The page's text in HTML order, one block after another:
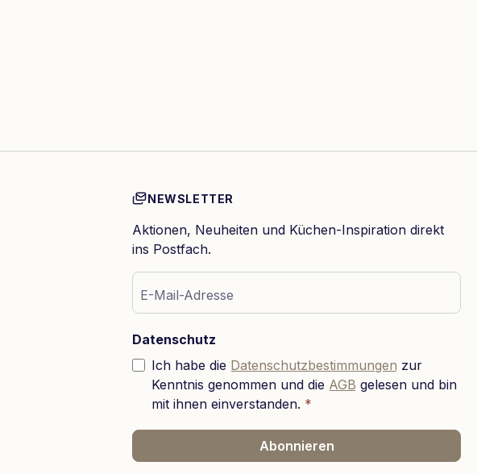
NEWSLETTER
Aktionen, Neuheiten und Küchen-Inspiration direkt
ins Postfach.
E-Mail-Adresse
Datenschutz
Ich habe die Datenschutzbestimmungen zur
Kenntnis genommen und die AGB gelesen und bin
mit ihnen einverstanden. *
Abonnieren